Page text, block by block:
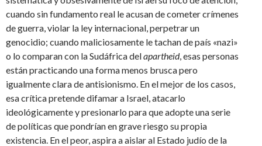
cuando sin fundamento real le acusan de cometer crímenes
de guerra, violar la ley internacional, perpetrar un
genocidio; cuando maliciosamente le tachan de país «nazi»
o lo comparan con la Sudáfrica delapartheid, esas personas
están practicando una forma menos brusca pero
igualmente clara de antisionismo. En el mejor de los casos,
esa crítica pretende difamar a Israel, atacarlo
ideológicamente y presionarlo para que adopte una serie
de políticas que pondrían en grave riesgo su propia
existencia. En el peor, aspira a aislar al Estado judío de la